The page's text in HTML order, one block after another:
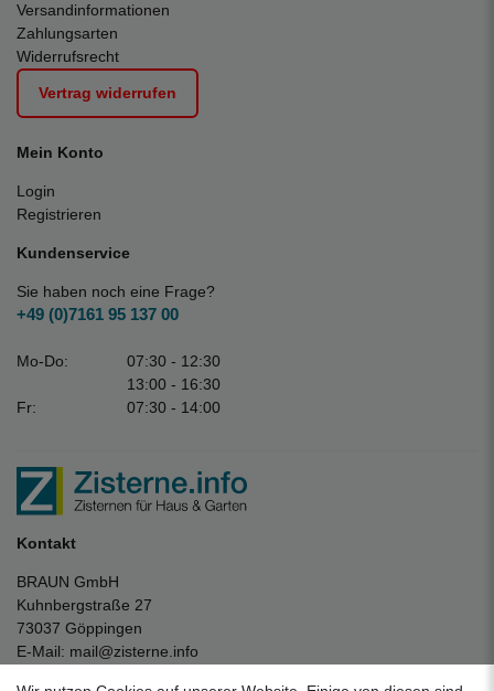
Versandinformationen
Zahlungsarten
Widerrufsrecht
Vertrag widerrufen
Mein Konto
Login
Registrieren
Kundenservice
Sie haben noch eine Frage?
+49 (0)7161 95 137 00
Mo-Do:
07:30 - 12:30
13:00 - 16:30
Fr:
07:30 - 14:00
Kontakt
BRAUN GmbH
Kuhnbergstraße 27
73037 Göppingen
E-Mail: mail@zisterne.info